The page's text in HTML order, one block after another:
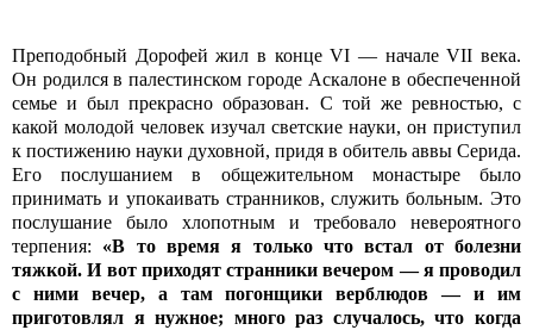
Преподобный Дорофей жил в конце VI — начале VII века.
Он родился в палестинском городе Аскалоне в обеспеченной
семье и был прекрасно образован. С той же ревностью, с
какой молодой человек изучал светские науки, он приступил
к постижению науки духовной, придя в обитель аввы Серида.
Его послушанием в общежительном монастыре было
принимать и упокаивать странников, служить больным. Это
послушание было хлопотным и требовало невероятного
терпения: «В то время я только что встал от болезни
тяжкой. И вот приходят странники вечером — я проводил
с ними вечер, а там погонщики верблюдов — и им
приготовлял я нужное; много раз случалось, что когда